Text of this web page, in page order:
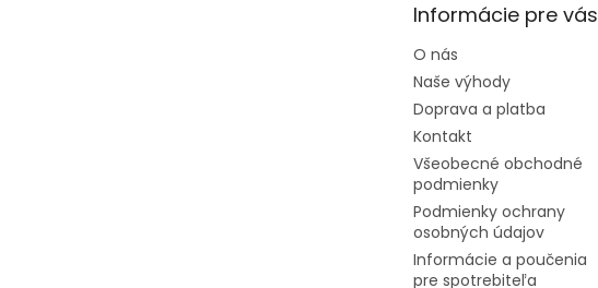
Informácie pre vás
O nás
Naše výhody
Doprava a platba
Kontakt
Všeobecné obchodné
podmienky
Podmienky ochrany
osobných údajov
Informácie a poučenia
pre spotrebiteľa